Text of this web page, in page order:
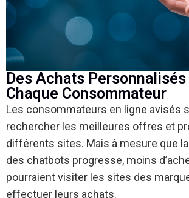
Des Achats
Chaque Consommateur
Les consommateurs en ligne avisés
rechercher les meilleures offres et
différents sites. Mais à mesure que
des chatbots progresse, moins
pourraient visiter les sites des
effectuer leurs achats.